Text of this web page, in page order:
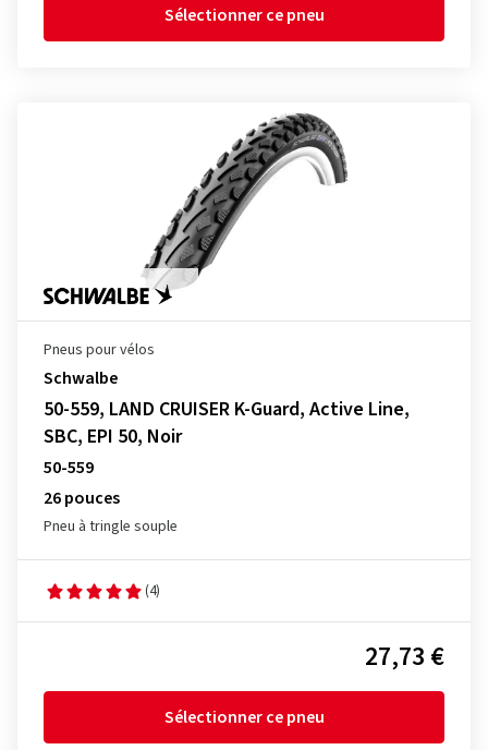
Sélectionner ce pneu
Pneus pour vélos
Schwalbe
50-559, LAND CRUISER K-Guard, Active Line,
SBC, EPI 50, Noir
50-559
26 pouces
Pneu à tringle souple
(4)
27,73 €
Sélectionner ce pneu